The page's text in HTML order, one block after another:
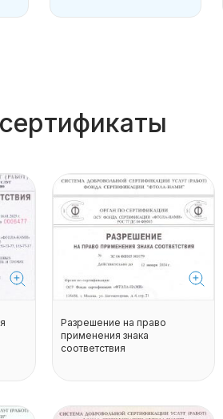
Разрешение на право
применения знака
соответствия